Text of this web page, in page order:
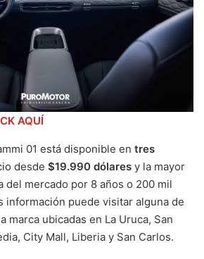
AQUÍ
01 está disponible en tres
desde $19.990 dólares y la mayor
del mercado por 8 años o 200 mil
información puede visitar alguna de
marca ubicadas en La Uruca, San
City Mall, Liberia y San Carlos.